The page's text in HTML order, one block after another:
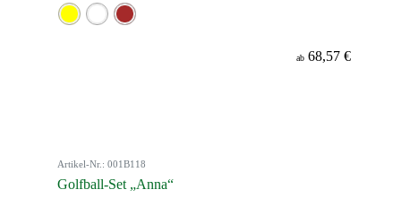
ab 68,57 €
Artikel-Nr.: 001B118
Golfball-Set „Anna“